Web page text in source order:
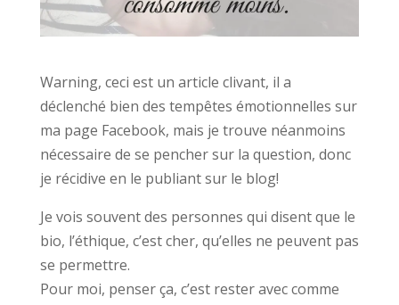
Warning, ceci est un article clivant, il a
déclenché bien des tempêtes émotionnelles sur
ma page Facebook, mais je trouve néanmoins
nécessaire de se pencher sur la question, donc
je récidive en le publiant sur le blog!
Je vois souvent des personnes qui disent que le
bio, l’éthique, c’est cher, qu’elles ne peuvent pas
se permettre.
Pour moi, penser ça, c’est rester avec comme